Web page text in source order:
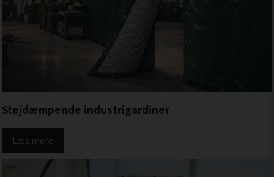
Støjdæmpende industrigardiner
Læs mere